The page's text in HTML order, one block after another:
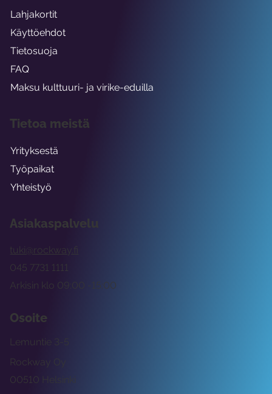
Asiakaspalvelu
tuki@rockway.fi
Arkisin klo 09:00 -15:00
045 7731 1111
Osoite
Rockway Oy
Lemuntie 3-5
00510 Helsinki
Lahjakortit
Käyttöehdot
Tietosuoja
FAQ
Maksu kulttuuri- ja virike-eduilla
Tietoa meistä
Yrityksestä
Työpaikat
Yhteistyö